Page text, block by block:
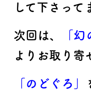
して下さって
次回は、 「幻
よりお取り寄
「のどぐろ」